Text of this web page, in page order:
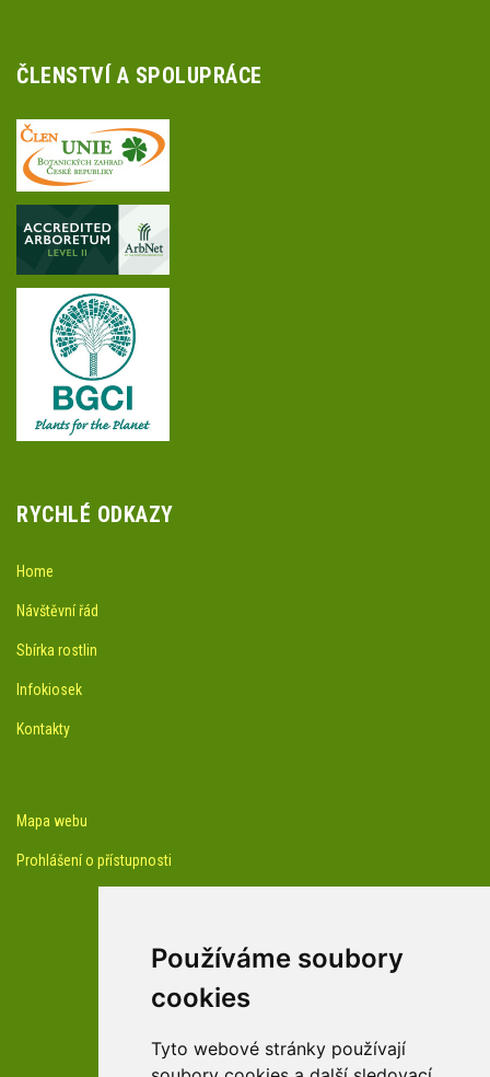
Používáme soubory
cookies
Tyto webové stránky používají
ČLENSTVÍ A SPOLUPRÁCE
RYCHLÉ ODKAZY
Home
Návštěvní řád
Sbírka rostlin
Infokiosek
Kontakty
Mapa webu
Prohlášení o přístupnosti